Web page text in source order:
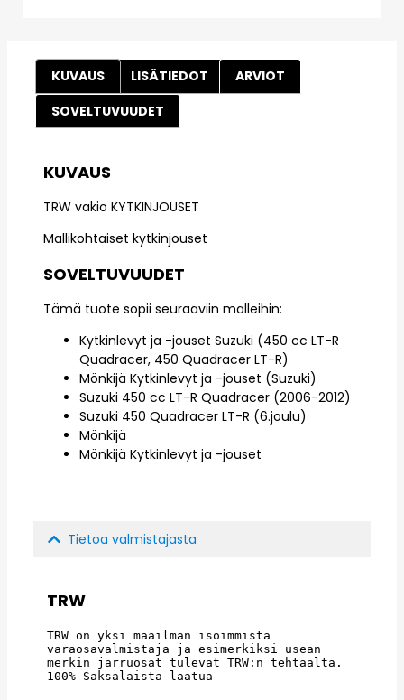
KUVAUS LISÄTIEDOT
ARVIOT
SOVELTUVUUDET
KUVAUS
TRW vakio KYTKINJOUSET
Mallikohtaiset kytkinjouset
SOVELTUVUUDET
Tämä tuote sopii seuraaviin malleihin:
Kytkinlevyt ja -jouset Suzuki (450 cc LT-R
Quadracer, 450 Quadracer LT-R)
Mönkijä Kytkinlevyt ja -jouset (Suzuki)
Suzuki 450 cc LT-R Quadracer (2006-2012)
Suzuki 450 Quadracer LT-R (6.joulu)
Mönkijä
Mönkijä Kytkinlevyt ja -jouset
Tietoa valmistajasta
TRW
TRW on yksi maailman isoimmista
varaosavalmistaja ja esimerkiksi usean
merkin jarruosat tulevat TRW:n tehtaalta.
100% Saksalaista laatua